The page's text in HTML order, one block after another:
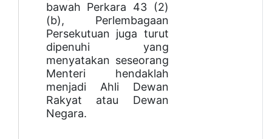
bawah Perkara 43 (2)
(b), Perlembagaan
Persekutuan juga turut
dipenuhi yang
menyatakan seseorang
Menteri hendaklah
menjadi Ahli Dewan
Rakyat atau Dewan
Negara.